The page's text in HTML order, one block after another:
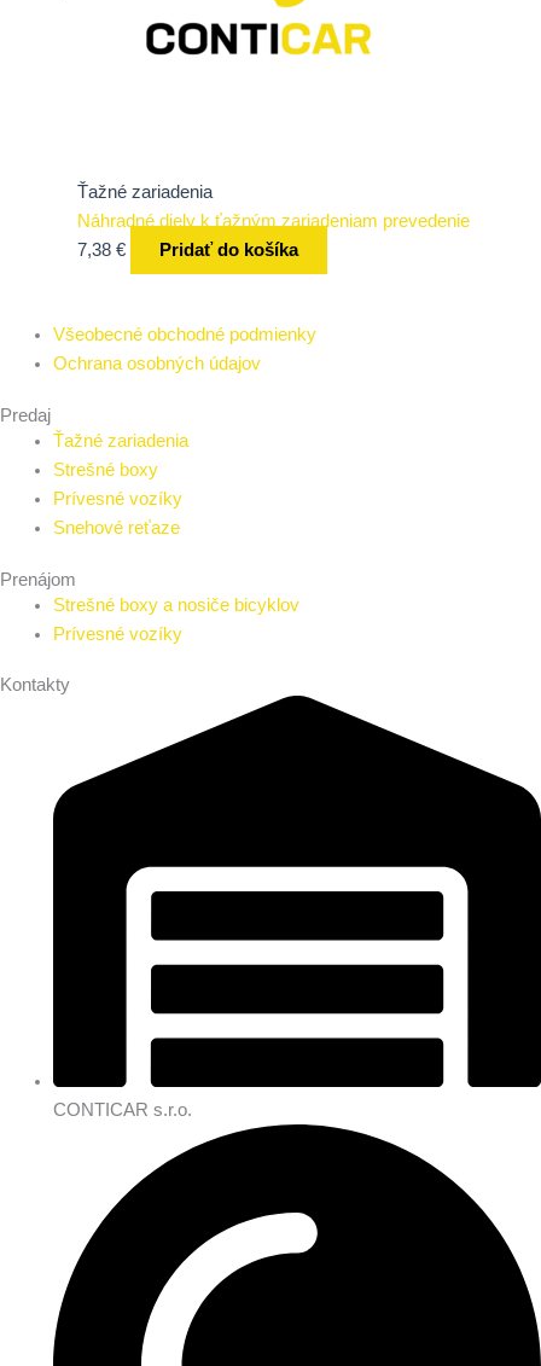
Ťažné zariadenia
Náhradné diely k ťažným zariadeniam prevedenie
7,38 € Pridať do košíka
Všeobecné obchodné podmienky
Ochrana osobných údajov
Predaj
Ťažné zariadenia
Strešné boxy
Prívesné vozíky
Snehové reťaze
Prenájom
Strešné boxy a nosiče bicyklov
Prívesné vozíky
Kontakty
CONTICAR s.r.o.